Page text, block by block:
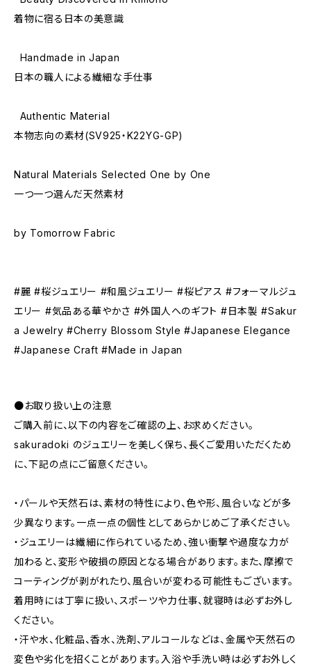
着物に宿る日本の美意識
Handmade in Japan
日本の職人による繊細な手仕事
Authentic Material
本物志向の素材(SV925・K22YG-GP)
Natural Materials Selected One by One
一つ一つ選んだ天然素材
by Tomorrow Fabric
#麗 #桜ジュエリー #和風ジュエリー #桜ピアス #フォーマルジュ
エリー #気品ある華やかさ #外国人へのギフト #日本製 #Sakur
a Jewelry #Cherry Blossom Style #Japanese Elegance
#Japanese Craft #Made in Japan
●お取り扱い上の注意
ご購入前に、以下の内容をご確認の上、お求めください。
sakuradoki のジュエリーを美しく保ち、長くご愛用いただくため
に、下記の点にご留意ください。
・パールや天然石は、素材の特性により、色や形、風合いなどが多
少異なります。一点一点の個性としてあらかじめご了承ください。
・ジュエリーは繊細に作られているため、強い衝撃や過度な力が
加わると、変形や破損の原因となる場合があります。また、摩擦で
コーティングが剥がれたり、風合いが変わる可能性もございます。
着用時には丁寧に扱い、スポーツや力仕事、就寝時は必ずお外し
ください。
・汗や水、化粧品、香水、洗剤、アルコールなどは、金属や天然石の
変色や劣化を招くことがあります。入浴や手洗い時は必ずお外しく